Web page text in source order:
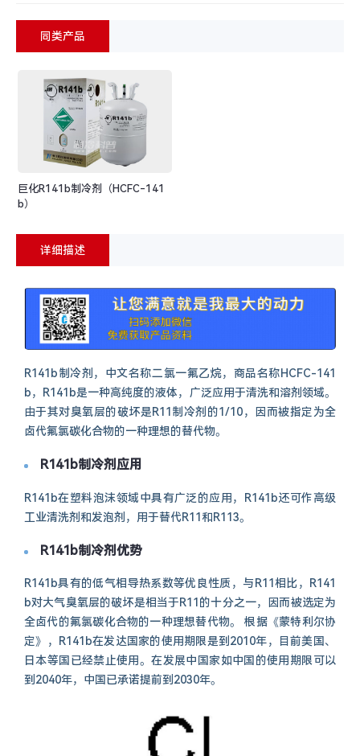
同类产品
巨化R141b制冷剂（HCFC-141
b）
详细描述
R141b制冷剂，中文名称二氯一氟乙烷，商品名称HCFC-141
b，R141b是一种高纯度的液体，广泛应用于清洗和溶剂领域。
由于其对臭氧层的破坏是R11制冷剂的1/10，因而被指定为全
卤代氟氯碳化合物的一种理想的替代物。
R141b制冷剂应用
R141b在塑料泡沫领域中具有广泛的应用，R141b还可作高级
工业清洗剂和发泡剂，用于替代R11和R113。
R141b制冷剂优势
R141b具有的低气相导热系数等优良性质，与R11相比，R141
b对大气臭氧层的破坏是相当于R11的十分之一，因而被选定为
全卤代的氟氯碳化合物的一种理想替代物。 根据《蒙特利尔协
定》，R141b在发达国家的使用期限是到2010年，目前美国、
日本等国已经禁止使用。在发展中国家如中国的使用期限可以
到2040年，中国已承诺提前到2030年。